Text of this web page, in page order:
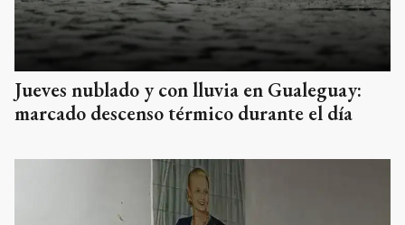
Jueves nublado y con lluvia en Gualeguay:
marcado descenso térmico durante el día